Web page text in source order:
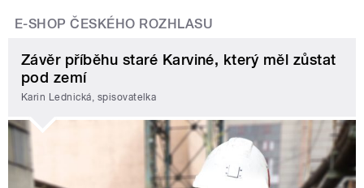
E-SHOP ČESKÉHO ROZHLASU
Závěr příběhu staré Karviné, který měl zůstat
pod zemí
Karin Lednická, spisovatelka